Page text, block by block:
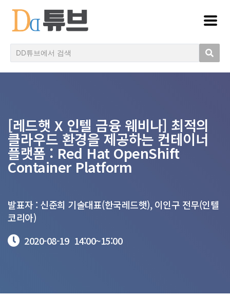
[레드햇 X 인텔 금융 웨비나] 최적의
클라우드 환경을 제공하는 컨테이너
플랫폼 : Red Hat OpenShift
Container Platform
발표자 : 신준희 기술대표(한국레드햇), 이인구 전무(인텔
코리아)
2020-08-19 14:00~15:00